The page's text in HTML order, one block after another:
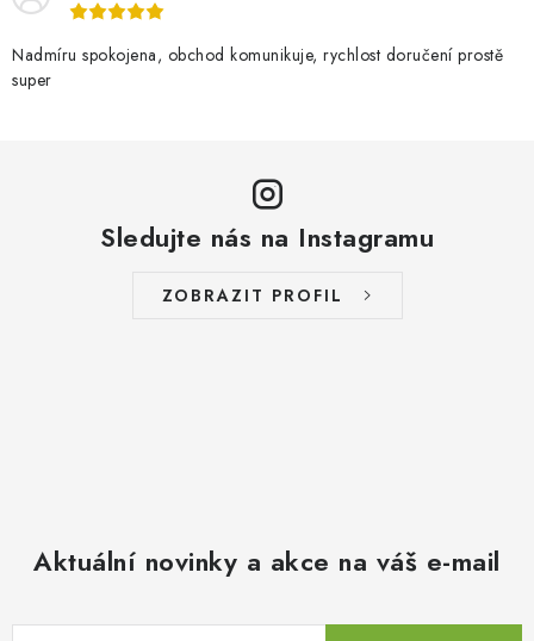
Nadmíru spokojena, obchod komunikuje, rychlost doručení prostě
super
Sledujte nás na Instagramu
ZOBRAZIT PROFIL
Aktuální novinky a akce na váš e-mail